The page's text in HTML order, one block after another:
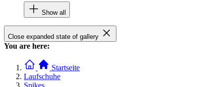
Show all
Close expanded state of gallery
You are here:
Startseite
Laufschuhe